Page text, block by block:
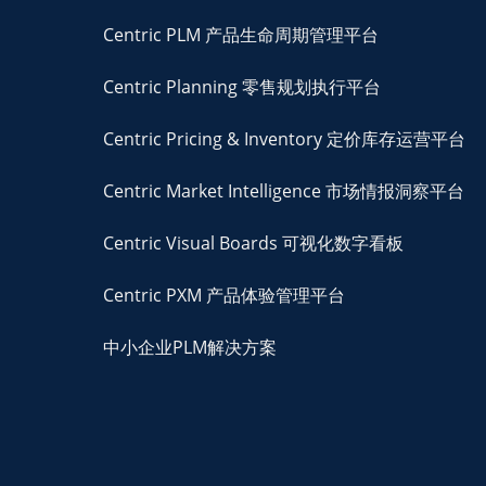
Centric PLM 产品生命周期管理平台
Centric Planning 零售规划执行平台
Centric Pricing & Inventory 定价库存运营平台
Centric Market Intelligence 市场情报洞察平台
Centric Visual Boards 可视化数字看板
Centric PXM 产品体验管理平台
中小企业PLM解决方案